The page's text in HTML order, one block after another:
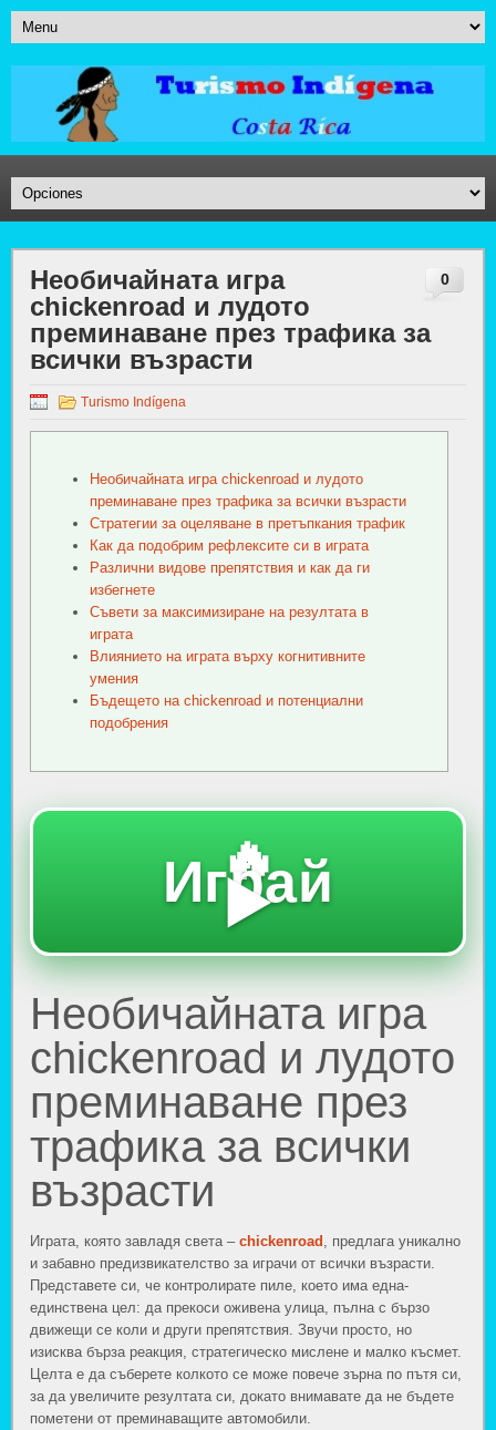
0
Необичайната игра
chickenroad и лудото
преминаване през трафика за
всички възрасти
Turismo Indígena
Необичайната игра chickenroad и лудото
преминаване през трафика за всички възрасти
Стратегии за оцеляване в претъпкания трафик
Как да подобрим рефлексите си в играта
Различни видове препятствия и как да ги
избегнете
Съвети за максимизиране на резултата в
играта
Влиянието на играта върху когнитивните
умения
Бъдещето на chickenroad и потенциални
подобрения
🔥
Играй
▶️
Необичайната игра
chickenroad и лудото
преминаване през
трафика за всички
възрасти
Играта, която завладя света – chickenroad , предлага уникално
и забавно предизвикателство за играчи от всички възрасти.
Представете си, че контролирате пиле, което има една-
единствена цел: да прекоси оживена улица, пълна с бързо
движещи се коли и други препятствия. Звучи просто, но
изисква бърза реакция, стратегическо мислене и малко късмет.
Целта е да съберете колкото се може повече зърна по пътя си,
за да увеличите резултата си, докато внимавате да не бъдете
пометени от преминаващите автомобили.